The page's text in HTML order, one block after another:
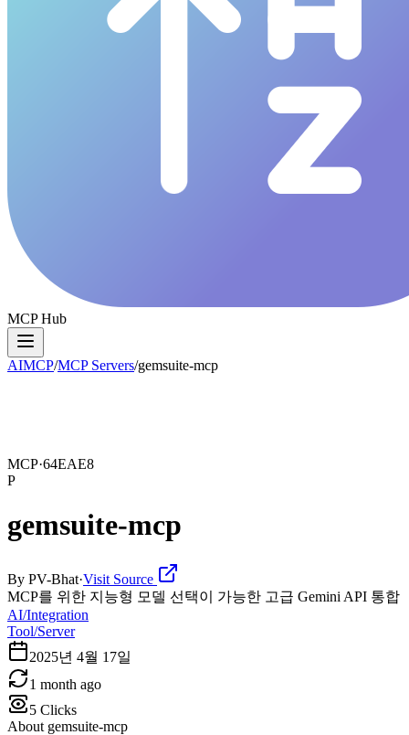
MCP Hub
AIMCP/MCP Servers/gemsuite-mcp
MCP·64EAE8
P
gemsuite-mcp
By PV-Bhat·Visit Source
MCP를 위한 지능형 모델 선택이 가능한 고급 Gemini API 통합
AI/Integration
Tool/Server
2025년 4월 17일
1 month ago
5 Clicks
About gemsuite-mcp